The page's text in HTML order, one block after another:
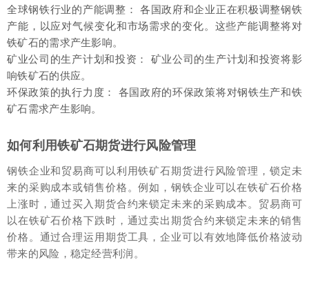
全球钢铁行业的产能调整： 各国政府和企业正在积极调整钢铁
产能，以应对气候变化和市场需求的变化。这些产能调整将对
铁矿石的需求产生影响。
矿业公司的生产计划和投资： 矿业公司的生产计划和投资将影
响铁矿石的供应。
环保政策的执行力度： 各国政府的环保政策将对钢铁生产和铁
矿石需求产生影响。
如何利用铁矿石期货进行风险管理
钢铁企业和贸易商可以利用铁矿石期货进行风险管理，锁定未
来的采购成本或销售价格。例如，钢铁企业可以在铁矿石价格
上涨时，通过买入期货合约来锁定未来的采购成本。贸易商可
以在铁矿石价格下跌时，通过卖出期货合约来锁定未来的销售
价格。通过合理运用期货工具，企业可以有效地降低价格波动
带来的风险，稳定经营利润。